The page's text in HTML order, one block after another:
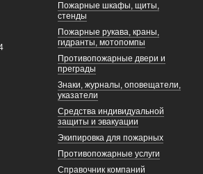
Пожарные шкафы, щиты,
стенды
Пожарные рукава, краны,
гидранты, мотопомпы
Противопожарные двери и
преграды
Знаки, журналы, оповещатели,
указатели
Средства индивидуальной
защиты и эвакуации
Экипировка для пожарных
Противопожарные услуги
Справочник компаний